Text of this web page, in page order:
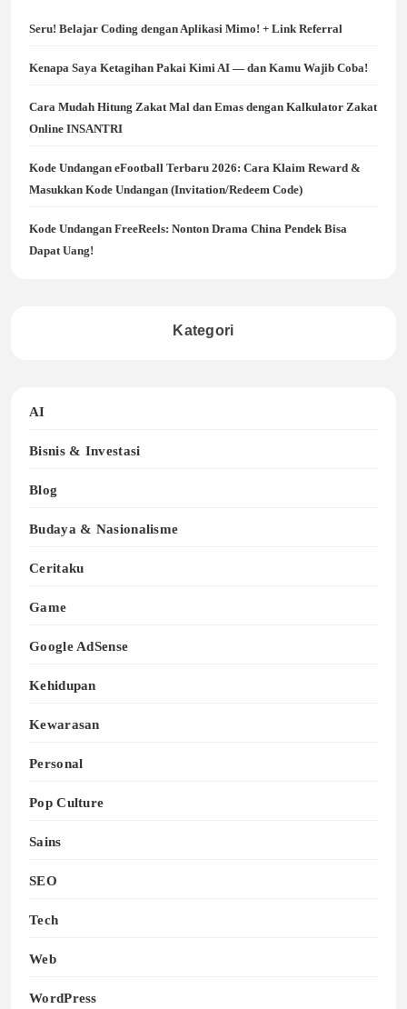
Seru! Belajar Coding dengan Aplikasi Mimo! + Link Referral
Kenapa Saya Ketagihan Pakai Kimi AI — dan Kamu Wajib Coba!
Cara Mudah Hitung Zakat Mal dan Emas dengan Kalkulator Zakat
Online INSANTRI
Kode Undangan eFootball Terbaru 2026: Cara Klaim Reward &
Masukkan Kode Undangan (Invitation/Redeem Code)
Kode Undangan FreeReels: Nonton Drama China Pendek Bisa
Dapat Uang!
Kategori
AI
Bisnis & Investasi
Blog
Budaya & Nasionalisme
Ceritaku
Game
Google AdSense
Kehidupan
Kewarasan
Personal
Pop Culture
Sains
SEO
Tech
Web
WordPress